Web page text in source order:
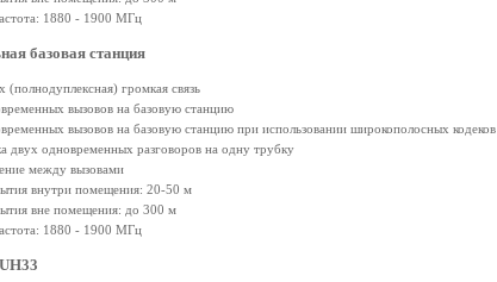
1880 - 1900 МГц
базовая станция
(полнодуплексная) громкая связь
вызовов на базовую станцию
вызовов на базовую станцию при использовании широкополосных кодеков
двух одновременных разговоров на одну трубку
между вызовами
внутри помещения: 20-50 м
вне помещения: до 300 м
1880 - 1900 МГц